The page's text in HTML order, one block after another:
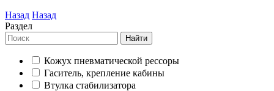
Назад Назад
Раздел
Найти
Кожух пневматической рессоры
Гаситель, крепление кабины
Втулка стабилизатора